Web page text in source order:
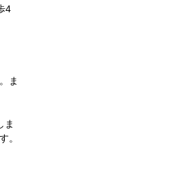
4
ま
ま
。